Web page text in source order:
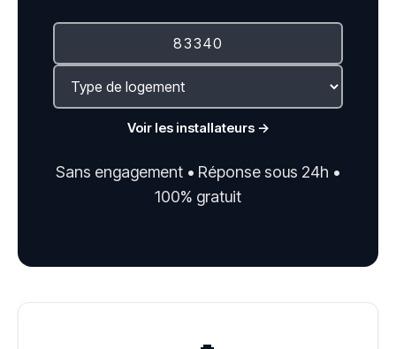
Voir les installateurs →
Sans engagement • Réponse sous 24h •
100% gratuit